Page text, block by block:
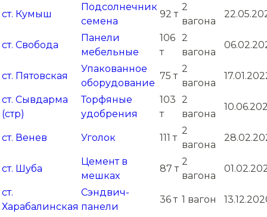
ст. Кумыш
Подсолнечник
семена
92 т
2
вагона
ст. Свобода
Панели
мебельные
106
т
2
вагона
ст. Пятовская
Упакованное
оборудование
75 т
2
вагона
ст. Сывдарма
(стр)
Торфяные
удобрения
103
т
2
вагона
ст. Венев Уголок 111 т
2
вагона
ст. Шуба
Цемент в
мешках
87 т
2
вагона
ст.
Харабалинская
Сэндвич-
панели
36 т 1 вагон